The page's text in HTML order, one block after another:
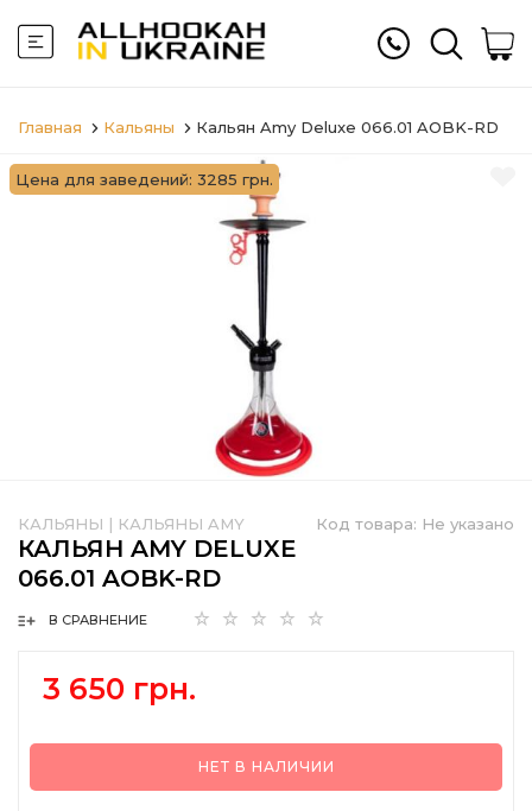
Главная Кальяны Кальян Amy Deluxe 066.01 AOBK-RD
Цена для заведений: 3285 грн.
Код товара: Не указано
КАЛЬЯНЫ | КАЛЬЯНЫ AMY
КАЛЬЯН AMY DELUXE
066.01 AOBK-RD
В СРАВНЕНИЕ
3 650 грн.
НЕТ В НАЛИЧИИ